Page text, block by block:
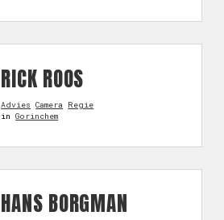
RICK ROOS
Advies Camera
Regie
inGorinchem
HANS BORGMAN